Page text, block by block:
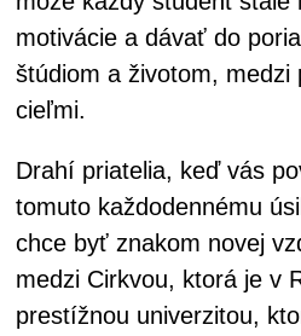
motivácie a dávať do
štúdiom a životom, medzi
cieľmi.
Drahí priatelia, keď vás
tomuto každodennému
chce byť znakom novej
medzi Cirkvou, ktorá je v
prestížnou univerzitou,